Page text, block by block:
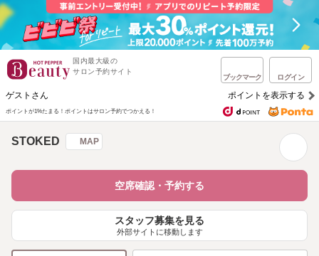
国内最大級の
サロン予約サイト
ブックマーク ログイン
ゲストさん ポイントを表示する
ポイントが1%たまる！ ポイントはサロン予約でつかえる！
STOKED MAP
空席確認・予約する
スタッフ募集を見る
外部サイトに移動します